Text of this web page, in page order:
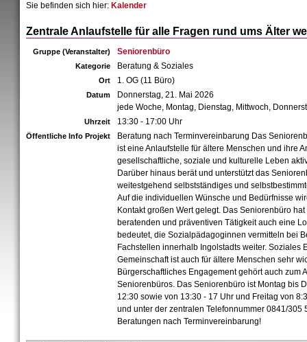
Sie befinden sich hier: Kalender
Zentrale Anlaufstelle für alle Fragen rund ums Älter
Gruppe (Veranstalter) Seniorenbüro
Kategorie Beratung & Soziales
Ort 1. OG (11 Büro)
Datum
Donnerstag, 21. Mai 2026
jede Woche, Montag, Dienstag, Mittwoch,
Uhrzeit 13:30 - 17:00 Uhr
Öffentliche Info Projekt
Beratung nach Terminvereinbarung Das
ist eine Anlaufstelle für ältere Menschen und ihre
gesellschaftliche, soziale und kulturelle Leben
Darüber hinaus berät und unterstützt das
weitestgehend selbstständiges und
Auf die individuellen Wünsche und Bedürfnisse
Kontakt großen Wert gelegt. Das Seniorenbüro
beratenden und präventiven Tätigkeit auch eine
bedeutet, die Sozialpädagoginnen vermitteln bei
Fachstellen innerhalb Ingolstadts weiter. Soziales
Gemeinschaft ist auch für ältere Menschen sehr
Bürgerschaftliches Engagement gehört auch zum
Seniorenbüros. Das Seniorenbüro ist Montag bis
12:30 sowie von 13:30 - 17 Uhr und Freitag von
und unter der zentralen Telefonnummer 0841/305
Beratungen nach Terminvereinbarung!